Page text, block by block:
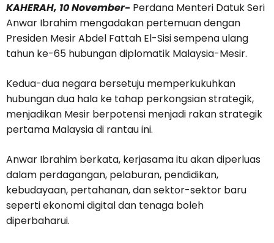
KAHERAH, 10 November- Perdana Menteri Datuk Seri
Anwar Ibrahim mengadakan pertemuan dengan
Presiden Mesir Abdel Fattah El-Sisi sempena ulang
tahun ke-65 hubungan diplomatik Malaysia-Mesir.
Kedua-dua negara bersetuju memperkukuhkan
hubungan dua hala ke tahap perkongsian strategik,
menjadikan Mesir berpotensi menjadi rakan strategik
pertama Malaysia di rantau ini.
Anwar Ibrahim berkata, kerjasama itu akan diperluas
dalam perdagangan, pelaburan, pendidikan,
kebudayaan, pertahanan, dan sektor-sektor baru
seperti ekonomi digital dan tenaga boleh
diperbaharui.